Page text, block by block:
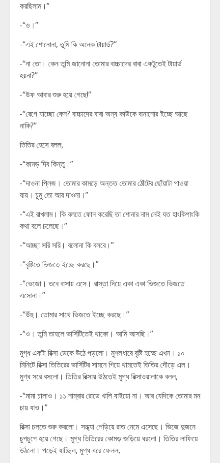
করছিলাম।”
-“ও।”
-“এই শোনোনা, তুমি কি অনেক টায়ার্ড?”
-“না তো। কেন তুমি জানোনা তোমার বাচ্চাদের বাবা একটুতেই টায়ার্ড
হয়না?”
-“উফ আবার শুরু হয়ে গেছে!”
-“রেগে যাচ্ছো কেন? বাচ্চাদের বাবা অন্য কাউকে বানানোর ইচ্ছে আছে
নাকি?”
তিতির হেসে বলল,
-“কামড় দিব কিন্তু।”
-“দাওনা প্লিজ। তোমার কামড়ে অন্তত তোমার ঠোঁটের ছোঁয়াটা পাওয়া
যায়। চুমু তো আর দাওনা।”
-“এই রাখলাম। কি বলতে ফোন করেছি তা শোনার নাম নেই যত হাংকিপাংকি
কথা বলে চলেছে।”
-“আচ্ছা সরি সরি। বলোনা কি বলবে।”
-“বৃষ্টিতে ভিজতে ইচ্ছে করছে।”
-“ভেজো। তবে বাসায় এসে। রাস্তা দিয়ে একা একা ভিজতে ভিজতে
এসোনা।”
-“উঁহু। তোমার সাথে ভিজতে ইচ্ছে করছে।”
-“ও। তুমি তাহলে ভার্সিটিতেই থাকো। আমি আসছি।”
মুগ্ধ একটা রিক্সা ডেকে উঠে পড়লো। মুশলধারে বৃষ্টি হচ্ছে এখন। ১০
মিনিটে রিক্সা তিতিরের ভার্সিটির সামনে গিয়ে থামতেই তিতির দৌড়ে এল।
মুগ্ধ সরে বসলো। তিতির রিক্সায় উঠতেই মুগ্ধ রিক্সাওয়ালাকে বলল,
-“মামা চালাও। ১১ নাম্বার রোডে খালি যাইয়ো না। আর যেদিকে তোমার মন
চায় যাও।”
রিক্সা চলতে শুরু করলো। সন্ধ্যা পেড়িয়ে রাত নেমে এসেছে। ভিজে দুজনে
চুপচুপে হয়ে গেছে। মুগ্ধ তিতিরের কোমড় জড়িয়ে ধরলো। তিতির লাফিয়ে
উঠলো। পড়েই যাচ্ছিল, মুগ্ধ ধরে ফেলল,